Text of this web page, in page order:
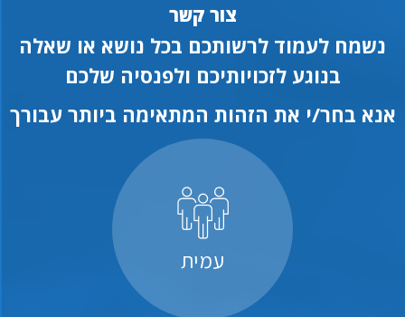
צור קשר
נשמח לעמוד לרשותכם בכל נושא או שאלה
בנוגע לזכויותיכם ולפנסיה שלכם
אנא בחר/י את הזהות המתאימה ביותר עבורך
עמית